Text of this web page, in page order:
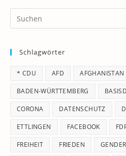
Schlagwörter
* CDU AFD AFGHANISTAN
BADEN-WÜRTTEMBERG
CORONA DATENSCHUTZ
ETTLINGEN FACEBOOK
FREIHEIT FRIEDEN GENDER